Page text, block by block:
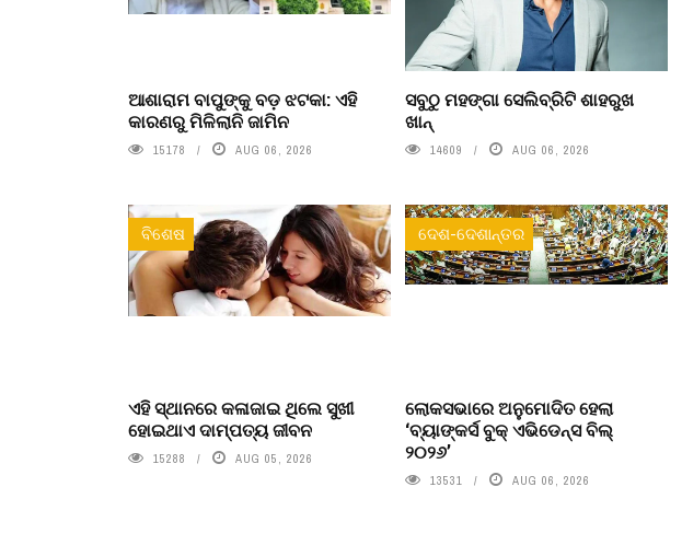
ଆଶାରାମ ବାପୁଙ୍କୁ ବଡ଼ ଝଟକା: ଏହି
କାରଣରୁ ମିଳିଲାନି ଜାମିନ
15178 AUG 06, 2026
ସବୁଠୁ ମହଙ୍ଗା ସେଲିବ୍ରିଟି ଶାହରୁଖ
ଖାନ୍
14609 AUG 06, 2026
ବିଶେଷ
ଏହି ସ୍ଥାନରେ କଳାଜାଇ ଥିଲେ ସୁଖୀ
ହୋଇଥାଏ ଦାମ୍ପତ୍ୟ ଜୀବନ
15288 AUG 05, 2026
ଦେଶ-ଦେଶାନ୍ତର
ଲୋକସଭାରେ ଅନୁମୋଦିତ ହେଲା
‘ବ୍ୟାଙ୍କର୍ସ ବୁକ୍ ଏଭିଡେନ୍ସ ବିଲ୍
୨୦୨୬’
13531 AUG 06, 2026